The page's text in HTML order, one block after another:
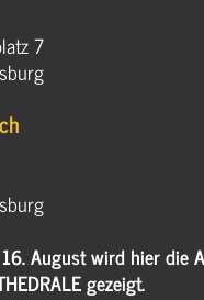
7
August wird hier die
gezeigt.